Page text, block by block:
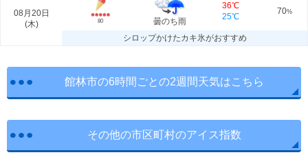
08月20日
(木) 80 曇のち雨
36℃
25℃
70%
シロップかけたカキ氷がおすすめ
館林市の6時間ごとの2週間天気はこちら
その他の市区町村のアイス指数